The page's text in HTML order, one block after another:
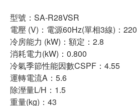
型號：SA-R28VSR
電壓 (V)：電源60Hz(單相3線)：220
冷房能力 (kW)：額定：2.8
消耗電力(kW)：0.800
冷氣季節性能因數CSPF：4.55
運轉電流A：5.6
除溼量L/H：1.5
重量(kg)：43